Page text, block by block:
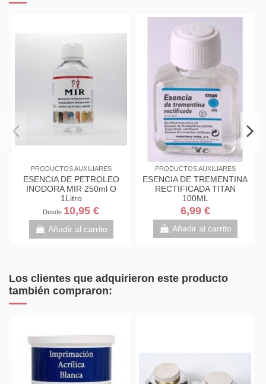
PRODUCTOS AUXILIARES
ESENCIA DE TREMENTINA
RECTIFICADA TITAN
100ML
6,99 €
Añadir al carrito
PRODUCTOS AUXILIARES
ACEITE DE LINAZA
DECOLORADO MIR
ENVASE 125, 250ml O
1Litro
Desde15,95 €
Añadir al carrito
Los clientes que adquirieron este producto
también compraron: